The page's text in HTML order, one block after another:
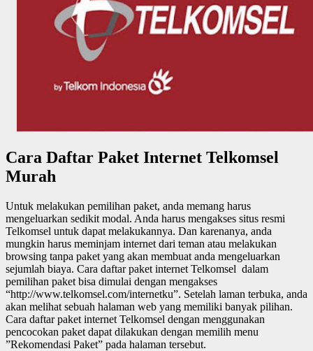
Cara Daftar Paket Internet Telkomsel
Murah
Untuk melakukan pemilihan paket, anda memang harus
mengeluarkan sedikit modal. Anda harus mengakses situs resmi
Telkomsel untuk dapat melakukannya. Dan karenanya, anda
mungkin harus meminjam internet dari teman atau melakukan
browsing tanpa paket yang akan membuat anda mengeluarkan
sejumlah biaya. Cara daftar paket internet Telkomsel dalam
pemilihan paket bisa dimulai dengan mengakses
“http://www.telkomsel.com/internetku”. Setelah laman terbuka, anda
akan melihat sebuah halaman web yang memiliki banyak pilihan.
Cara daftar paket internet Telkomsel dengan menggunakan
pencocokan paket dapat dilakukan dengan memilih menu
”Rekomendasi Paket” pada halaman tersebut.